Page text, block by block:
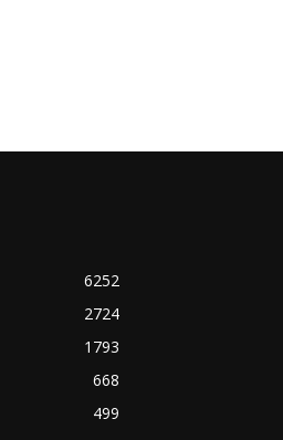
6252
2724
1793
668
499